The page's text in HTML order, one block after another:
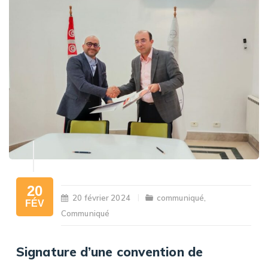
20
FÉV
20 février 2024 communiqué
Communiqué
Signature d’une convention de